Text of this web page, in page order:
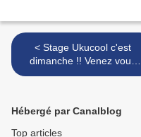
< Stage Ukucool c'est
dimanche !! Venez vous
initier au Ukulélé sur de la
Hébergé par Canalblog
Top articles